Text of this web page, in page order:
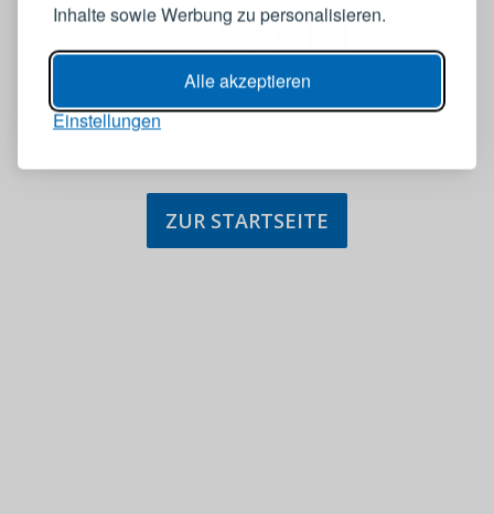
Inhalte sowie Werbung zu personalisieren.
Alle akzeptieren
Einstellungen
Serverfehler
Es sieht so aus, als würde unser Server eine Pause
ZUR STARTSEITE